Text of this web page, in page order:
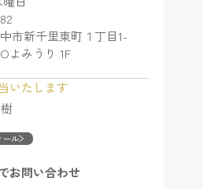
市新千里東町１丁目1-
よみうり 1F
いたします
ール
お問い合わせ